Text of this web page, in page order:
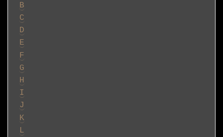
B
C
D
E
F
G
H
I
J
K
L